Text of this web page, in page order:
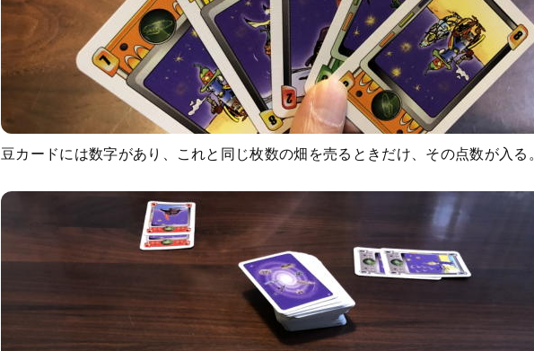
豆カードには数字があり、これと同じ枚数の畑を売るときだけ、その点数が入る。